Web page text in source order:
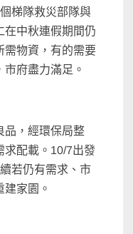
梯隊救災部隊與
在中秋連假期間仍
需物資，有的需要
府盡力滿足。
品，經環保局整
求配載。10/7出發
若仍有需求、市
家園。